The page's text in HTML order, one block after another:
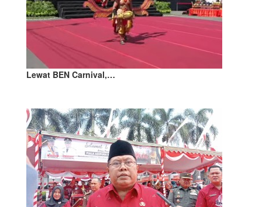
Lewat BEN Carnival,…